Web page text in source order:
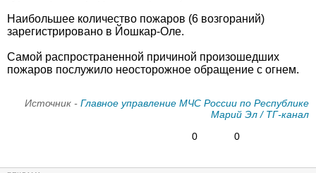
Наибольшее количество пожаров (6 возгораний)
зарегистрировано в Йошкар-Оле.
Самой распространенной причиной произошедших
пожаров послужило неосторожное обращение с огнем.
Источник - Главное управление МЧС России по Республике
Марий Эл / ТГ-канал
0
0